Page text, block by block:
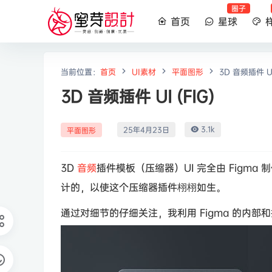
首页 星球
圈子
当前位置： 首页 UI素材 平面图形 3D 音频插件
3D 音频插件 UI (FIG)
平面图形 25年4月23日 3.1k
3D 音频插件模板（压缩器）UI 完全由 Figma
计的，以使这个压缩器插件栩栩如生。
通过对细节的仔细关注，我利用 Figma 的内部